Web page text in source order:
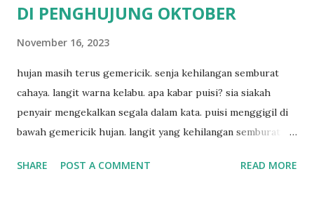
DI PENGHUJUNG OKTOBER
November 16, 2023
hujan masih terus gemericik. senja kehilangan semburat
cahaya. langit warna kelabu. apa kabar puisi? sia siakah
penyair mengekalkan segala dalam kata. puisi menggigil di
bawah gemericik hujan. langit yang kehilangan semburat
penyair? apakah sia sia aku dituliskan. puisi menggigil
SHARE POST A COMMENT READ MORE